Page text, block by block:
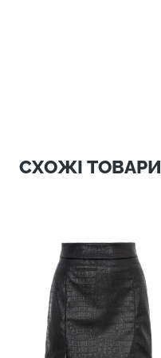
СХОЖІ ТОВАРИ